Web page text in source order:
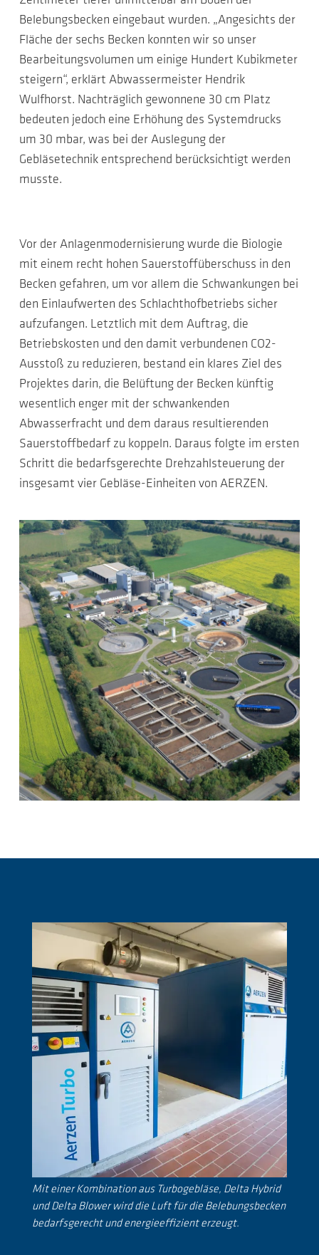
Belebungsbecken eingebaut wurden. „Angesichts der
Fläche der sechs Becken konnten wir so unser
Bearbeitungsvolumen um einige Hundert Kubikmeter
steigern“, erklärt Abwassermeister Hendrik
Wulfhorst. Nachträglich gewonnene 30 cm Platz
bedeuten jedoch eine Erhöhung des Systemdrucks
um 30 mbar, was bei der Auslegung der
Gebläsetechnik entsprechend berücksichtigt werden
musste.
Vor der Anlagenmodernisierung wurde die Biologie
mit einem recht hohen Sauerstoffüberschuss in den
Becken gefahren, um vor allem die Schwankungen bei
den Einlaufwerten des Schlachthofbetriebs sicher
aufzufangen. Letztlich mit dem Auftrag, die
Betriebskosten und den damit verbundenen CO2-
Ausstoß zu reduzieren, bestand ein klares Ziel des
Projektes darin, die Belüftung der Becken künftig
wesentlich enger mit der schwankenden
Abwasserfracht und dem daraus resultierenden
Sauerstoffbedarf zu koppeln. Daraus folgte im ersten
Schritt die bedarfsgerechte Drehzahlsteuerung der
insgesamt vier Gebläse-Einheiten von AERZEN.
Mit einer Kombination aus Turbogebläse, Delta Hybrid
und Delta Blower wird die Luft für die Belebungsbecken
bedarfsgerecht und energieeffizient erzeugt.